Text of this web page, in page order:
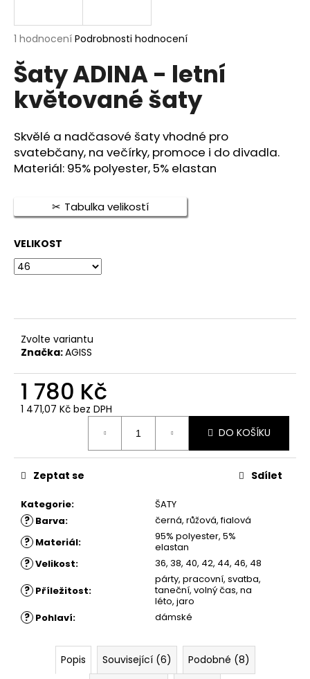
Průměrné
produktu
je
5,0
hvězdiček.
1 hodnocení Podrobnosti hodnocení
Šaty ADINA - letní
květované šaty
Skvělé a nadčasové šaty vhodné pro
svatebčany, na večírky, promoce i do divadla.
Materiál: 95% polyester, 5% elastan
Tabulka velikostí
VELIKOST
Zvolte variantu
Značka:AGISS
1 780 Kč
1 471,07 Kč bez DPH
DO KOŠÍKU
Kategorie: ŠATY
? Barva: černá, růžová, fialová
? Materiál:
95% polyester, 5%
elastan
? Velikost: 36, 38, 40, 42, 44, 46, 48
? Příležitost:
párty, pracovní, svatba,
taneční, volný čas, na
léto, jaro
? Pohlaví: dámské
Zeptat se Sdílet
Popis Související (6)
Podobné (8)
j
t
?
HLEDAT
D
o
p
o
e
m
e
ŠATY
780
Kč